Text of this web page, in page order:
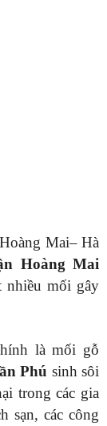
Mai– Hà
Hoàng Mai
nhiều mối gây
là mối gỗ
Phú sinh sôi
trong các gia
sạn, các công